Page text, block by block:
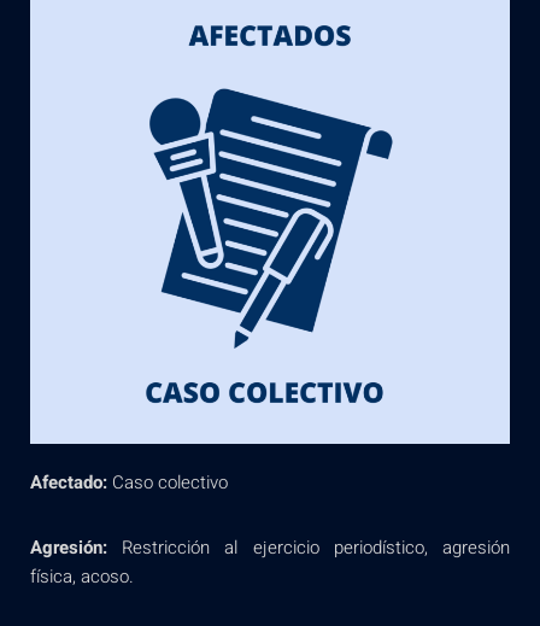
Afectado: Caso colectivo
Agresión: Restricción al ejercicio periodístico, agresión
física, acoso.